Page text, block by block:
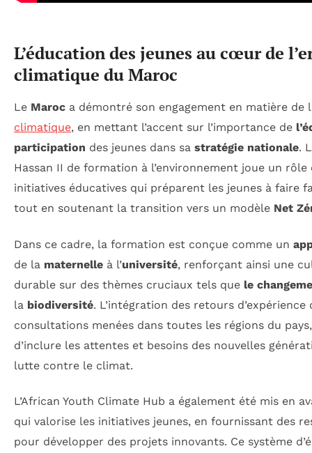
L’éducation des jeunes au cœur de
climatique du Maroc
Le Maroc a démontré son engagement en matière
climatique, en mettant l’accent sur l’importance de
participation des jeunes dans sa stratégie nationale.
Hassan II de formation à l’environnement joue un
initiatives éducatives qui préparent les jeunes à faire
tout en soutenant la transition vers un modèle Net
Dans ce cadre, la formation est conçue comme un
de la maternelle à l’université, renforçant ainsi une
durable sur des thèmes cruciaux tels que le
la biodiversité. L’intégration des retours
consultations menées dans toutes les régions du
d’inclure les attentes et besoins des nouvelles
lutte contre le climat.
L’African Youth Climate Hub a également été mis en
qui valorise les initiatives jeunes, en fournissant des
pour développer des projets innovants. Ce système